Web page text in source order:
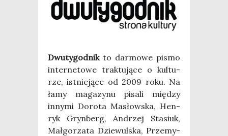
Dwu­ty­go­dnikto dar­mo­we pismo
inter­ne­to­we trak­tu­ją­ce o kul­tu­
rze, ist­nie­ją­ce od 2009 roku. Na
łamy maga­zy­nu pisa­li mię­dzy
inny­mi Doro­ta Masłow­ska, Hen­
ryk Gryn­berg, Andrzej Sta­siuk,
Mał­go­rza­ta Dzie­wul­ska, Prze­my­